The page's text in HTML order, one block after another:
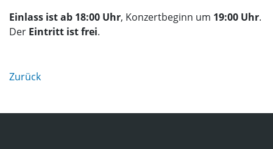
Einlass ist ab 18:00 Uhr, Konzertbeginn um 19:00 Uhr.
Der Eintritt ist frei.
Zurück